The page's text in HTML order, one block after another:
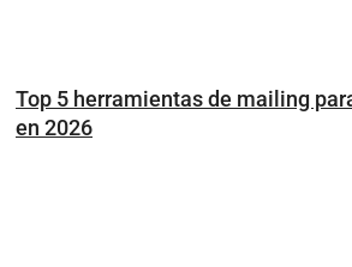
Top 5 herramientas de mailing
en 2026